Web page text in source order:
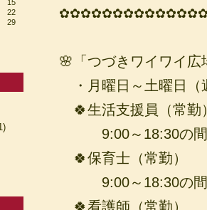
🌸「つづきワイワイ
・月曜日～土曜日（
🍀生活支援員（常勤
9:00～18:30の間
🍀保育士（常勤）
9:00～18:30の間
🍀看護師（常勤）
15
22
29